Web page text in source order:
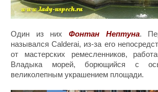
Один из них Фонтан Нептуна.
назывался Calderai, из-за его
от мастерских ремесленников,
Владыка морей, борющийся с
великолепным украшением площади.